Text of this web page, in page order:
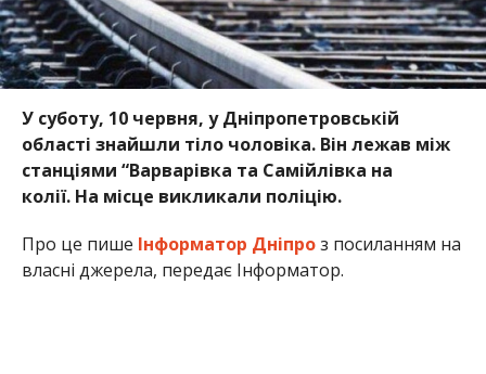
За попередньою інформацією, чоловік впав з
перону та отримав травми, несумісні з життям.
Раніше ми повідомили про те. що на
Дніпропетровщині28-річний чоловік потрапив
під електричку. На рейках залізничного вокзалу
Дніпропетровщині курсант поліціїврятував
переселенця від суїциду. На перегоні станцій